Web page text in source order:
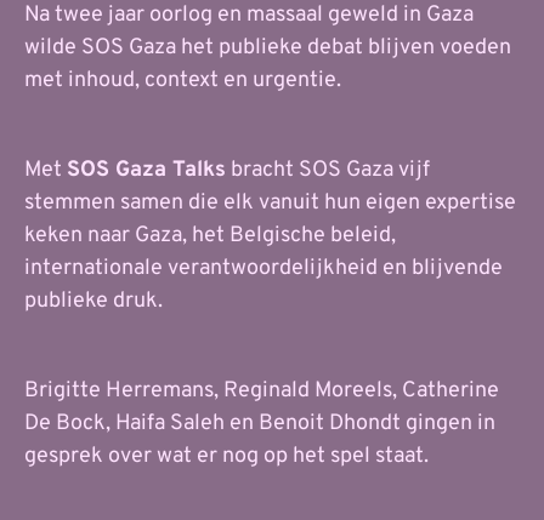
Na twee jaar oorlog en massaal geweld in Gaza
wilde SOS Gaza het publieke debat blijven voeden
met inhoud, context en urgentie.
Met SOS Gaza Talks bracht SOS Gaza vijf
stemmen samen die elk vanuit hun eigen expertise
keken naar Gaza, het Belgische beleid,
internationale verantwoordelijkheid en blijvende
publieke druk.
Brigitte Herremans, Reginald Moreels, Catherine
De Bock, Haifa Saleh en Benoit Dhondt gingen in
gesprek over wat er nog op het spel staat.